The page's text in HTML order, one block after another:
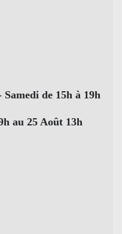
de 15h à 19h
au 25 Août 13h